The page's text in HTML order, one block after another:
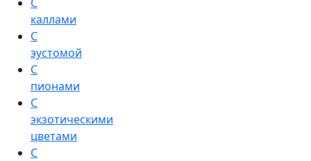
каллами
С
эустомой
С
пионами
С
экзотическими
цветами
С